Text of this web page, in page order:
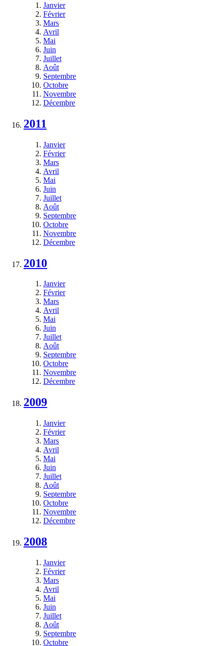
Janvier
Février
Mars
Avril
Mai
Juin
Juillet
Août
Septembre
Octobre
Novembre
Décembre
2011
Janvier
Février
Mars
Avril
Mai
Juin
Juillet
Août
Septembre
Octobre
Novembre
Décembre
2010
Janvier
Février
Mars
Avril
Mai
Juin
Juillet
Août
Septembre
Octobre
Novembre
Décembre
2009
Janvier
Février
Mars
Avril
Mai
Juin
Juillet
Août
Septembre
Octobre
Novembre
Décembre
2008
Janvier
Février
Mars
Avril
Mai
Juin
Juillet
Août
Septembre
Octobre